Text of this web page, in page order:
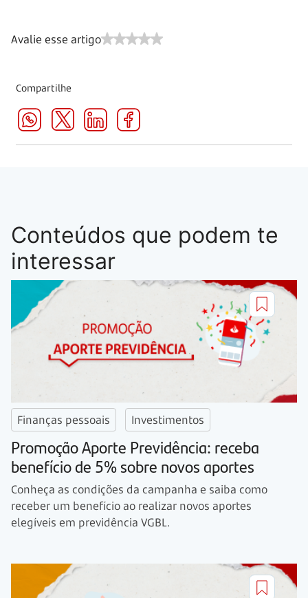
Avalie esse artigo
Compartilhe
Conteúdos que podem te
interessar
Finanças pessoais Investimentos
Promoção Aporte Previdência: receba
benefício de 5% sobre novos aportes
Conheça as condições da campanha e saiba como
receber um benefício ao realizar novos aportes
elegíveis em previdência VGBL.